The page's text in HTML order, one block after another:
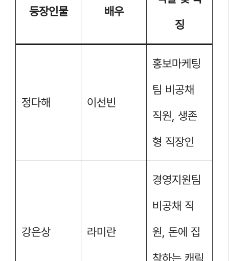
등장인물 배우
징
정다해 이선빈
홍보마케팅
팀 비공채
직원, 생존
형 직장인
강은상 라미란
경영지원팀
비공채 직
원, 돈에 집
착하는 캐릭